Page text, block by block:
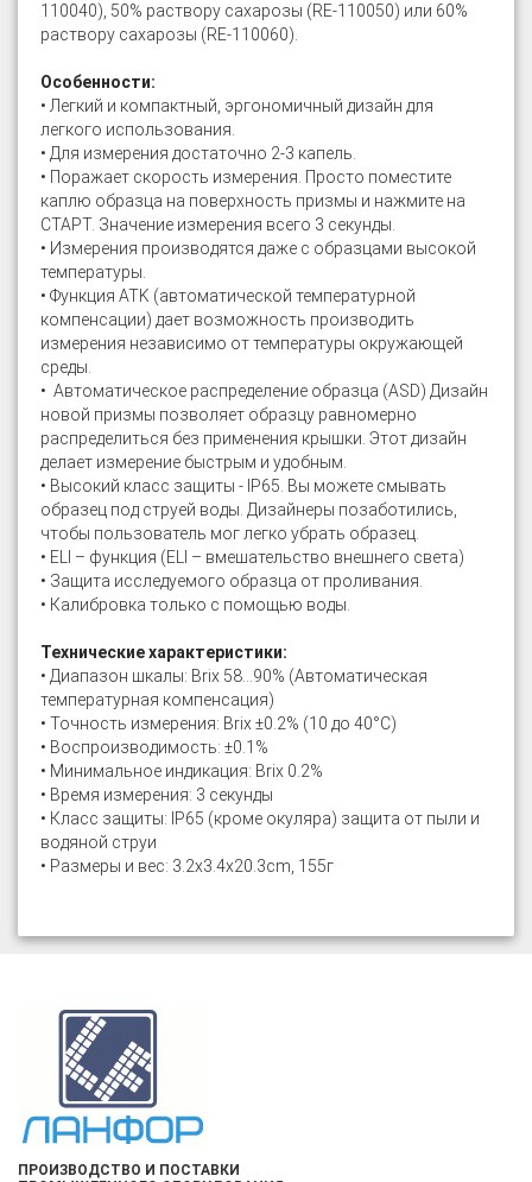
110040), 50% раствору сахарозы (RE-110050) или 60%
раствору сахарозы (RE-110060).
Особенности:
• Легкий и компактный, эргономичный дизайн для
легкого использования.
• Для измерения достаточно 2-3 капель.
• Поражает скорость измерения. Просто поместите
каплю образца на поверхность призмы и нажмите на
СТАРТ. Значение измерения всего 3 секунды.
• Измерения производятся даже с образцами высокой
температуры.
• Функция ATK (автоматической температурной
компенсации) дает возможность производить
измерения независимо от температуры окружающей
среды.
• Автоматическое распределение образца (ASD) Дизайн
новой призмы позволяет образцу равномерно
распределиться без применения крышки. Этот дизайн
делает измерение быстрым и удобным.
• Высокий класс защиты - IP65. Вы можете смывать
образец под струей воды. Дизайнеры позаботились,
чтобы пользователь мог легко убрать образец.
• ELI – функция (ELI – вмешательство внешнего света)
• Защита исследуемого образца от проливания.
• Калибровка только с помощью воды.
Технические характеристики:
• Диапазон шкалы: Brix 58...90% (Автоматическая
температурная компенсация)
• Точность измерения: Brix ±0.2% (10 до 40°C)
• Воспроизводимость: ±0.1%
• Минимальное индикация: Brix 0.2%
• Время измерения: 3 секунды
• Класс защиты: IP65 (кроме окуляра) защита от пыли и
водяной струи
• Размеры и вес: 3.2х3.4х20.3cm, 155г
ПРОИЗВОДСТВО И ПОСТАВКИ